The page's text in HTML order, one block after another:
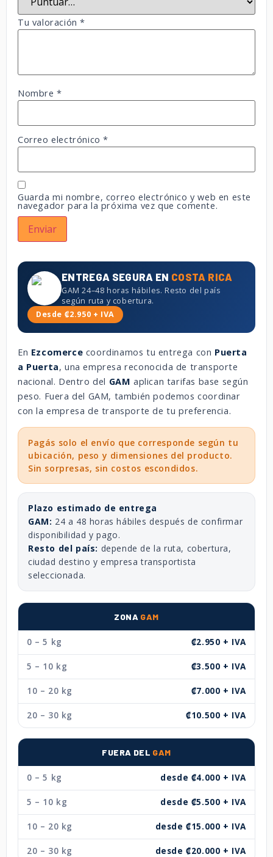
Tu valoración*
Nombre*
Correo electrónico*
Guarda mi nombre, correo electrónico y web en este
navegador para la próxima vez que comente.
ENTREGA SEGURA EN COSTA RICA
GAM 24–48 horas hábiles. Resto del país
según ruta y cobertura.
Desde ₡2.950 + IVA
En Ezcomerce coordinamos tu entrega con Puerta
a Puerta, una empresa reconocida de transporte
nacional. Dentro del GAM aplican tarifas base según
peso. Fuera del GAM, también podemos coordinar
con la empresa de transporte de tu preferencia.
Pagás solo el envío que corresponde según tu
ubicación, peso y dimensiones del producto.
Sin sorpresas, sin costos escondidos.
Plazo estimado de entrega
GAM: 24 a 48 horas hábiles después de confirmar
disponibilidad y pago.
Resto del país: depende de la ruta, cobertura,
ciudad destino y empresa transportista
seleccionada.
ZONA GAM
0 – 5 kg ₡2.950 + IVA
5 – 10 kg ₡3.500 + IVA
10 – 20 kg ₡7.000 + IVA
20 – 30 kg ₡10.500 + IVA
FUERA DEL GAM
0 – 5 kg desde ₡4.000 + IVA
5 – 10 kg desde ₡5.500 + IVA
10 – 20 kg desde ₡15.000 + IVA
20 – 30 kg desde ₡20.000 + IVA